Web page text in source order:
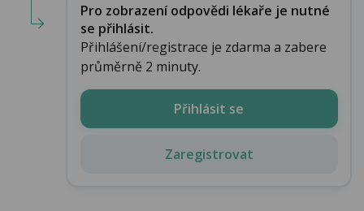
Pro zobrazení odpovědi lékaře je nutné
se přihlásit.
Přihlášení/registrace je zdarma a zabere
průměrně 2 minuty.
Přihlásit se
Zaregistrovat